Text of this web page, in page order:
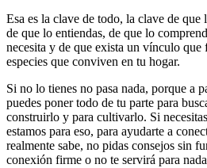
Esa es la clave de todo, la clave de
de que lo entiendas, de que lo
necesita y de que exista un vínculo que
especies que conviven en tu hogar.
Si no lo tienes no pasa nada, porque a
puedes poner todo de tu parte para
construirlo y para cultivarlo. Si
estamos para eso, para ayudarte a
realmente sabe, no pidas consejos sin
conexión firme o no te servirá para